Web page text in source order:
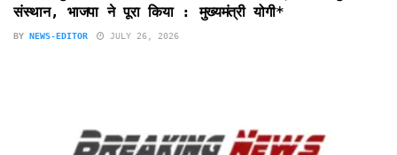
संस्थान, भाजपा ने पूरा किया : मुख्यमंत्री योगी*
BY NEWS-EDITOR JULY 26, 2026